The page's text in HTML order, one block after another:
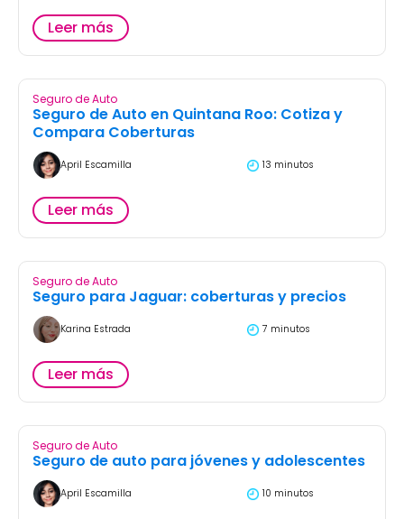
Leer más
Seguro de Auto
Seguro de Auto en Quintana Roo: Cotiza y
Compara Coberturas
April Escamilla 13 minutos
Leer más
Seguro de Auto
Seguro para Jaguar: coberturas y precios
Karina Estrada 7 minutos
Leer más
Seguro de Auto
Seguro de auto para jóvenes y adolescentes
April Escamilla 10 minutos